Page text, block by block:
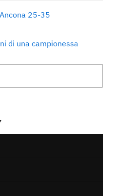
25-35
di una campionessa